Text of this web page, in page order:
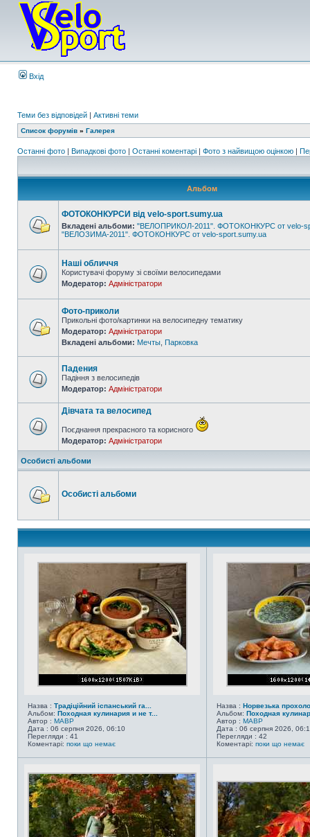
Вхід
Теми без відповідей | Активні теми
Список форумів » Галерея
Останні фото | Випадкові фото | Останні коментарі | Фото з найвищою оцінкою |
Альбом
ФОТОКОНКУРСИ від velo-sport.sumy.ua
Вкладені альбоми: "ВЕЛОПРИКОЛ-2011". ФОТОКОНКУРС от velo-
"ВЕЛОЗИМА-2011". ФОТОКОНКУРС от velo-sport.sumy.ua
Наші обличчя
Користувачі форуму зі своїми велосипедами
Модератор: Адміністратори
Фото-приколи
Прикольні фото/картинки на велосипедну тематику
Модератор: Адміністратори
Вкладені альбоми: Мечты Парковка
Падения
Падіння з велосипедів
Модератор: Адміністратори
Дівчата та велосипед
Поєднання прекрасного та корисного
Модератор: Адміністратори
Особисті альбоми
Особисті альбоми
Назва : Традіційний іспанський га...
Альбом: Походная кулинария и не т...
Автор : MABP
Дата : 06 серпня 2026, 06:10
Перегляди : 41
Коментарі: поки що немає
Назва : Норвезька
Альбом: Походная
Автор : MABP
Дата : 06 серпня 2026,
Перегляди : 42
Коментарі: поки що немає